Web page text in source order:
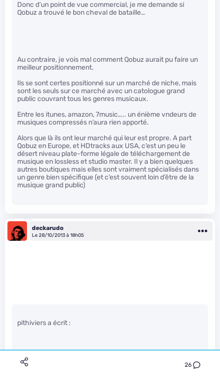
26
Donc d’un point de vue commercial, je me demande si
Qobuz a trouvé le bon cheval de bataille…
Au contraire, je vois mal comment Qobuz aurait pu faire un
meilleur positionnement.
Ils se sont certes positionné sur un marché de niche, mais
sont les seuls sur ce marché avec un catologue grand
public couvrant tous les genres musicaux.
Entre les itunes, amazon, 7music….. un énième vndeurs de
musiques compressés n’aura rien apporté.
Alors que là ils ont leur marché qui leur est propre. A part
Qobuz en Europe, et HDtracks aux USA, c’est un peu le
désert niveau plate-forme légale de téléchargement de
musique en lossless et studio master. Il y a bien quelques
autres boutiques mais elles sont vraiment spécialisés dans
un genre bien spécifique (et c’est souvent loin d’être de la
musique grand public)
deckarudo
Le 28/10/2013 à 18h05
pithiviers a écrit :
meilleur positionnement.